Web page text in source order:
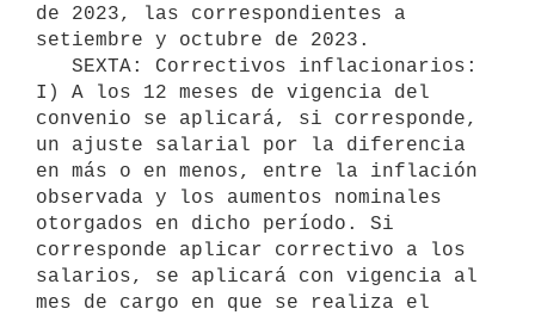
de 2023, las correspondientes a
setiembre y octubre de 2023.
I) A los 12 meses de vigencia del
convenio se aplicará, si corresponde,
un ajuste salarial por la diferencia
en más o en menos, entre la inflación
observada y los aumentos nominales
otorgados en dicho período. Si
corresponde aplicar correctivo a los
salarios, se aplicará con vigencia al
mes de cargo en que se realiza el